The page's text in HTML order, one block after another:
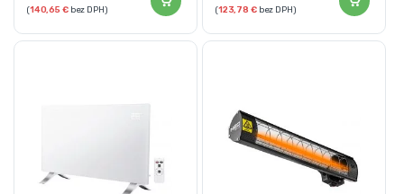
(140,65 €bez DPH) (123,78 €bez DPH)